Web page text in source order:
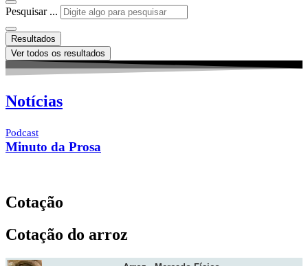
Pesquisar ...
Resultados
Ver todos os resultados
Notícias
Podcast
Minuto da Prosa
Cotação
Cotação do arroz